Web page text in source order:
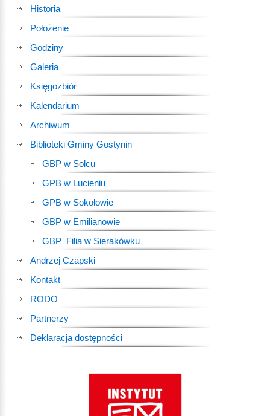
Historia
Położenie
Godziny
Galeria
Księgozbiór
Kalendarium
Archiwum
Biblioteki Gminy Gostynin
GBP w Solcu
GPB w Lucieniu
GPB w Sokołowie
GBP w Emilianowie
GBP Filia w Sierakówku
Andrzej Czapski
Kontakt
RODO
Partnerzy
Deklaracja dostępności